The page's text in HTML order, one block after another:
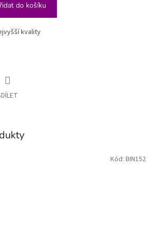
do košíku
kvality
Kód: BIN152